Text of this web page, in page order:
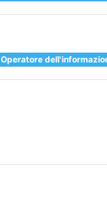
Operatore